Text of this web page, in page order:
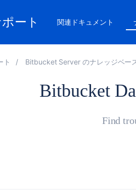
ート 関連ドキュメント
ト Bitbucket Server のナレッジベー
Bitbucket
Find